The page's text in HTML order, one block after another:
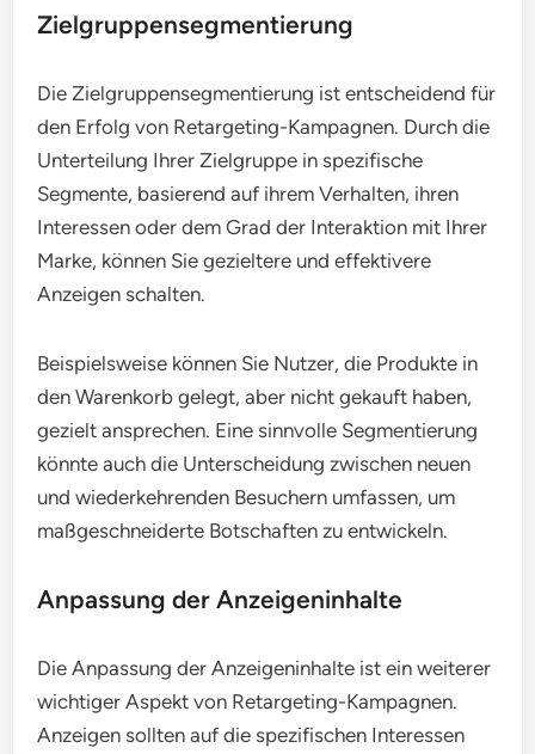
und die Anpassung der Anzeigeninhalte. Diese
und die Markenbekanntheit zu steigern, indem sie
relevante Botschaften an die richtigen Nutzer zur
richtigen Zeit senden.
Zielgruppensegmentierung
Die Zielgruppensegmentierung ist entscheidend für
Unterteilung Ihrer Zielgruppe in spezifische
Segmente, basierend auf ihrem Verhalten, ihren
Interessen oder dem Grad der Interaktion mit Ihrer
Marke, können Sie gezieltere und effektivere
Anzeigen schalten.
den Warenkorb gelegt, aber nicht gekauft haben,
könnte auch die Unterscheidung zwischen neuen
und wiederkehrenden Besuchern umfassen, um
maßgeschneiderte Botschaften zu entwickeln.